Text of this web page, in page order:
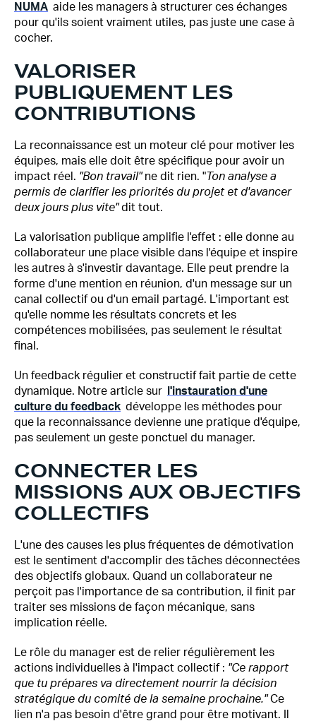
NUMA aide les managers à structurer ces échanges
pour qu'ils soient vraiment utiles, pas juste une case à
cocher.
VALORISER
PUBLIQUEMENT LES
CONTRIBUTIONS
La reconnaissance est un moteur clé pour motiver les
équipes, mais elle doit être spécifique pour avoir un
impact réel. "Bon travail"ne dit rien. "Ton analyse a
permis de clarifier les priorités du projet et d'avancer
deux jours plus vite"dit tout.
La valorisation publique amplifie l'effet : elle donne au
collaborateur une place visible dans l'équipe et inspire
les autres à s'investir davantage. Elle peut prendre la
forme d'une mention en réunion, d'un message sur un
canal collectif ou d'un email partagé. L'important est
qu'elle nomme les résultats concrets et les
compétences mobilisées, pas seulement le résultat
final.
Un feedback régulier et constructif fait partie de cette
dynamique. Notre article sur
l'instauration d'une
culture du feedback développe les méthodes pour
que la reconnaissance devienne une pratique d'équipe,
pas seulement un geste ponctuel du manager.
CONNECTER LES
MISSIONS AUX OBJECTIFS
COLLECTIFS
L'une des causes les plus fréquentes de démotivation
est le sentiment d'accomplir des tâches déconnectées
des objectifs globaux. Quand un collaborateur ne
perçoit pas l'importance de sa contribution, il finit par
traiter ses missions de façon mécanique, sans
implication réelle.
Le rôle du manager est de relier régulièrement les
actions individuelles à l'impact collectif : "Ce rapport
que tu prépares va directement nourrir la décision
stratégique du comité de la semaine prochaine."Ce
lien n'a pas besoin d'être grand pour être motivant. Il